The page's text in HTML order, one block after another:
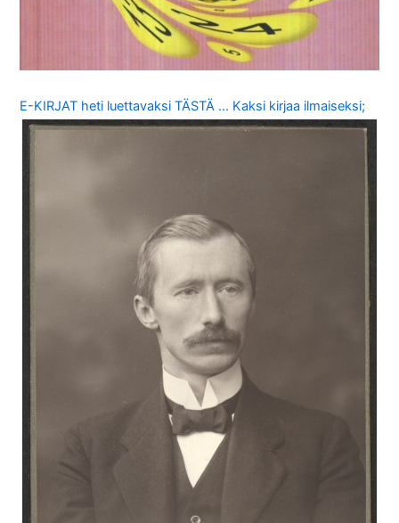
E-KIRJAT heti luettavaksi TÄSTÄ … Kaksi kirjaa ilmaiseksi;